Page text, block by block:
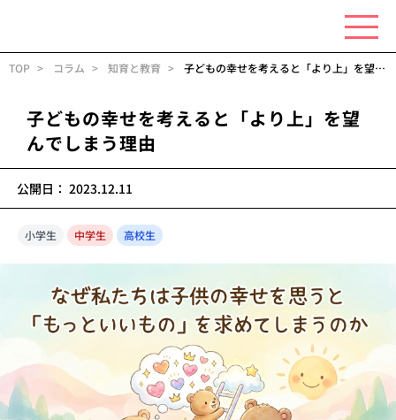
TOP コラム 知育と教育 子どもの幸せを考えると「より上」を望んでしまう理由
子どもの幸せを考えると「より上」を望
んでしまう理由
公開日： 2023.12.11
小学生 中学生 高校生